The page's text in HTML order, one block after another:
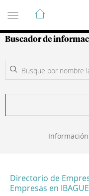
Guía de
Buscador de
Directorio de
Empresas en IBAGUE